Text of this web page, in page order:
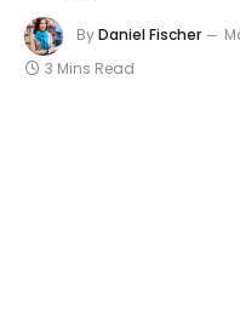
ByDaniel Fischer
3 Mins Read